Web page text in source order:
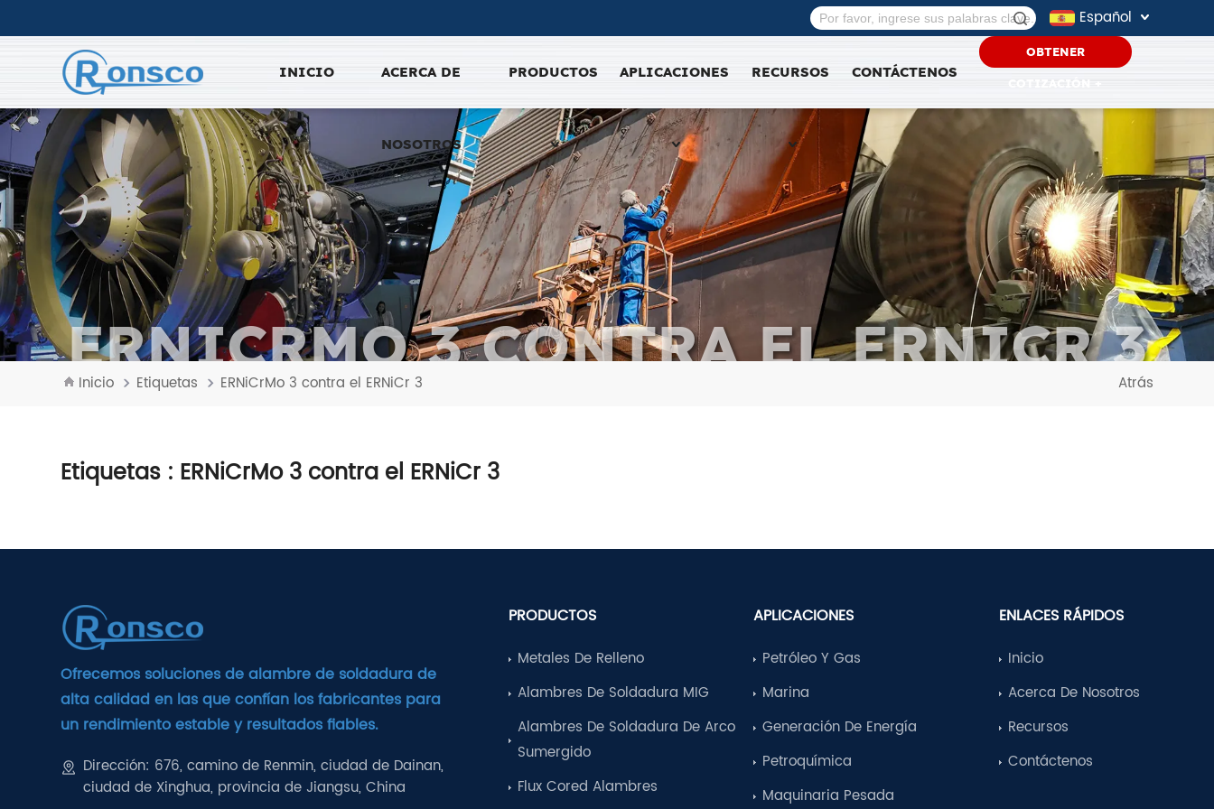
Español
INICIO ACERCA DE
NOSOTROS
PRODUCTOS APLICACIONES RECURSOS CONTÁCTENOS
OBTENER
ERNICRMO 3 CONTRA EL ERNICR 3
Atrás
Inicio Etiquetas ERNiCrMo 3 contra el ERNiCr 3
Etiquetas : ERNiCrMo 3 contra el ERNiCr 3
Ofrecemos soluciones de alambre de soldadura de
alta calidad en las que confían los fabricantes para
un rendimiento estable y resultados fiables.
Dirección: 676, camino de Renmin, ciudad de Dainan,
ciudad de Xinghua, provincia de Jiangsu, China
PRODUCTOS
Metales De Relleno
Alambres De Soldadura MIG
Alambres De Soldadura De Arco
Sumergido
Flux Cored Alambres
APLICACIONES
Petróleo Y Gas
Marina
Generación De Energía
Petroquímica
Maquinaria Pesada
ENLACES RÁPIDOS
Inicio
Acerca De Nosotros
Recursos
Contáctenos